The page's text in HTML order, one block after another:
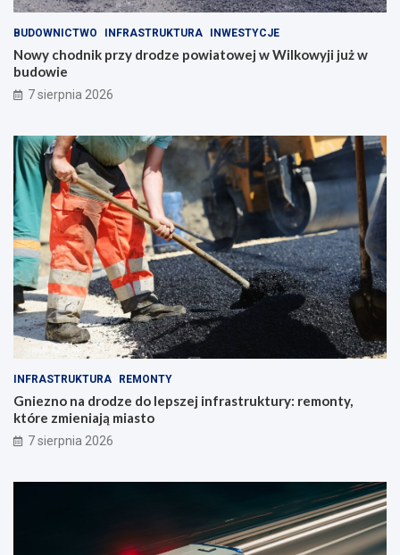
BUDOWNICTWO INFRASTRUKTURA INWESTYCJE
Nowy chodnik przy drodze powiatowej w Wilkowyji już w
budowie
7 sierpnia 2026
INFRASTRUKTURA REMONTY
Gniezno na drodze do lepszej infrastruktury: remonty,
które zmieniają miasto
7 sierpnia 2026